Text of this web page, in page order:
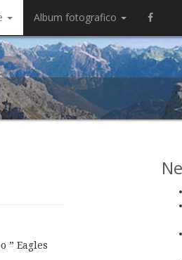
Album fotografico
” Eagles